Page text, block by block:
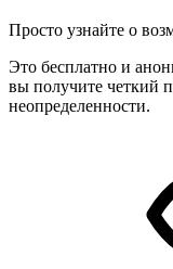
Просто узнайте о
Это бесплатно и
вы получите четкий
неопределенности.